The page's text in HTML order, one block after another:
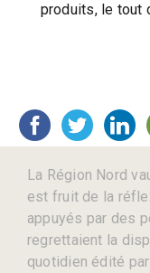
produits, le tout
La Région Nord
est fruit de la
appuyés par des
regrettaient la
quotidien édité